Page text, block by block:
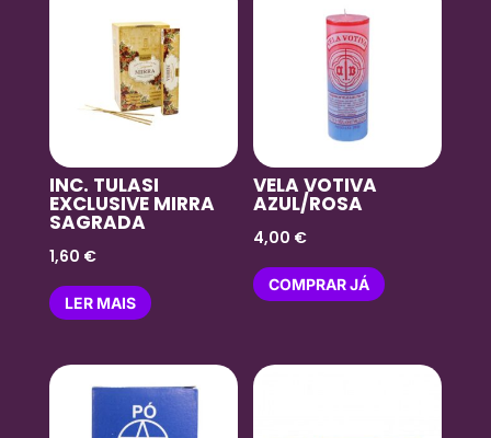
INC. TULASI
EXCLUSIVE MIRRA
SAGRADA
1,60 €
LER MAIS
VELA VOTIVA
AZUL/ROSA
4,00 €
COMPRAR JÁ